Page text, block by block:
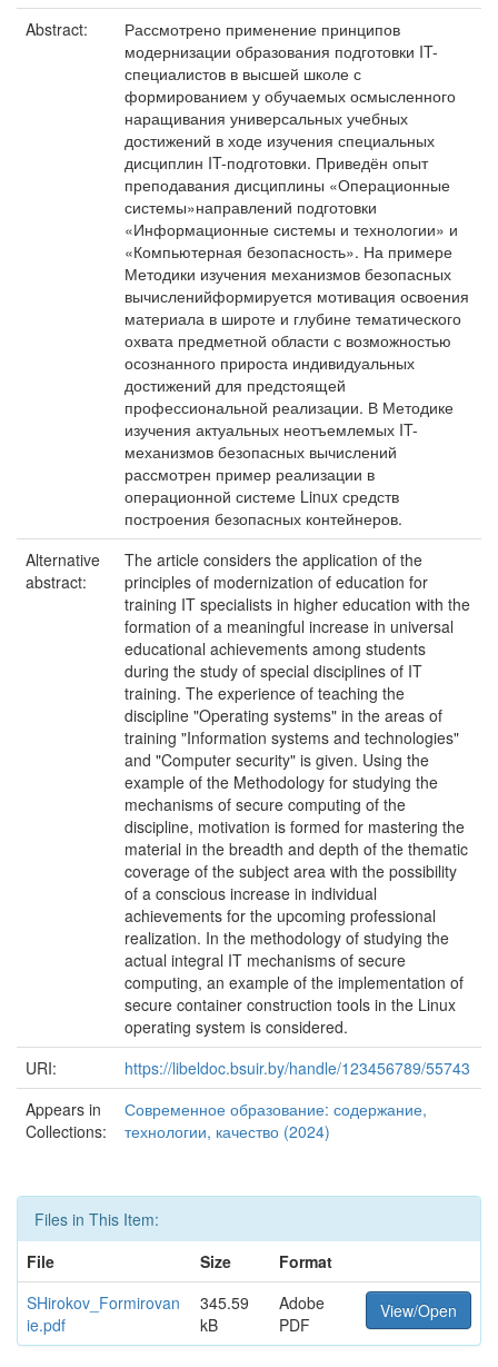
Abstract:
Рассмотрено применение принципов
модернизации образования подготовки IT-
специалистов в высшей школе с
формированием у обучаемых осмысленного
наращивания универсальных учебных
достижений в ходе изучения специальных
дисциплин IT-подготовки. Приведён опыт
преподавания дисциплины «Операционные
системы»направлений подготовки
«Информационные системы и технологии» и
«Компьютерная безопасность». На примере
Методики изучения механизмов безопасных
вычисленийформируется мотивация освоения
материала в широте и глубине тематического
охвата предметной области с возможностью
осознанного прироста индивидуальных
достижений для предстоящей
профессиональной реализации. В Методике
изучения актуальных неотъемлемых IT-
механизмов безопасных вычислений
рассмотрен пример реализации в
операционной системе Linux средств
построения безопасных контейнеров.
Alternative
abstract:
The article considers the application of the
principles of modernization of education for
training IT specialists in higher education with the
formation of a meaningful increase in universal
educational achievements among students
during the study of special disciplines of IT
training. The experience of teaching the
discipline "Operating systems" in the areas of
training "Information systems and technologies"
and "Computer security" is given. Using the
example of the Methodology for studying the
mechanisms of secure computing of the
discipline, motivation is formed for mastering the
material in the breadth and depth of the thematic
coverage of the subject area with the possibility
of a conscious increase in individual
achievements for the upcoming professional
realization. In the methodology of studying the
actual integral IT mechanisms of secure
computing, an example of the implementation of
secure container construction tools in the Linux
operating system is considered.
URI:
https://libeldoc.bsuir.by/handle/123456789/55743
Appears in
Collections:
Современное образование: содержание,
технологии, качество (2024)
Files in This Item:
File
Size
Format
SHirokov_Formirovan
ie.pdf
345.59
kB
Adobe
PDF
View/Open